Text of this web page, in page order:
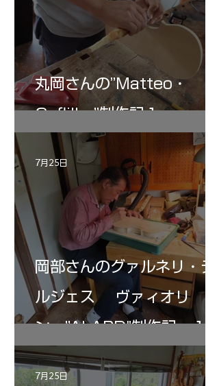
丸岡さんの”Matteo・
Gofliller”制作記１
岡部さんのグァルネリ・デ
ルジェス ヴァィオリ
ン ”ALARD"制作記 １2
7月25日
7月25日